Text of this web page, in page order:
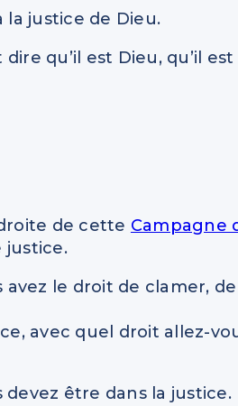
la justice de Dieu.
qu’il est Dieu, qu’il
de cette Campagne
justice.
avez le droit de clamer,
avec quel droit allez-
devez être dans la justice.